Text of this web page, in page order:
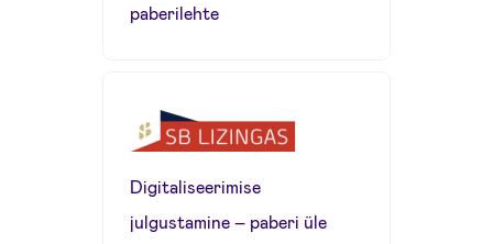
paberilehte
Digitaliseerimise
julgustamine – paberi üle